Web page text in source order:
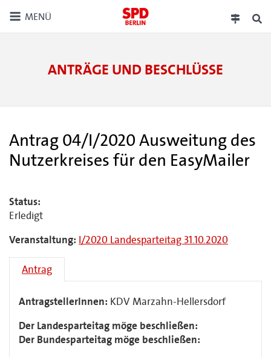
MENÜ
ANTRÄGE UND BESCHLÜSSE
Antrag 04/I/2020 Ausweitung des
Nutzerkreises für den EasyMailer
Status:
Erledigt
Veranstaltung: I/2020 Landesparteitag 31.10.2020
Antrag
AntragstellerInnen: KDV Marzahn-Hellersdorf
Der Landesparteitag möge beschließen:
Der Bundesparteitag möge beschließen: